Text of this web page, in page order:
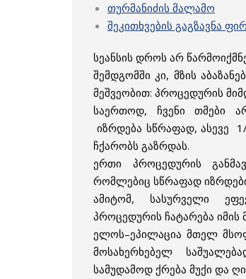
თურმანიძის მალამო
შეკითხვების გაგზავნა
სეანსის დროს არ
შემდგომში კი, მზის
მეშვეობით: პროცედურის
საერთოდ, ჩვენი თმები
იზრდება სწრაფად, ასევე
ჩქარობს გაზრდას.
ერთი პროცედურის
რომლებიც სწრაფად
ამიტომ, სასურველი
პროცედურის ჩატარება იმის
ელოს–ეპილაცია მთელ
მოსახერხებელ
სამუდამოდ ქრება მუქი და